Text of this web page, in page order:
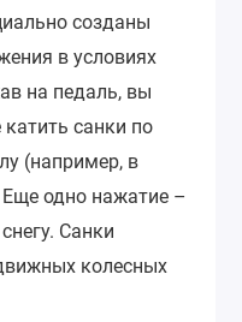
созданы
в условиях
на педаль, вы
санки по
(например, в
одно нажатие –
Санки
колесных